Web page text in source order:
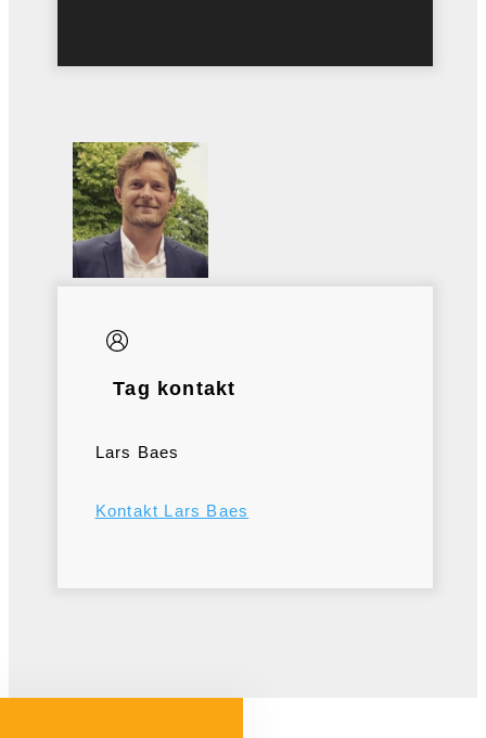
Tag kontakt
Lars Baes
Kontakt Lars Baes